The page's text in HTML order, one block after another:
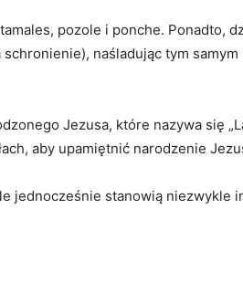
pozole i ponche. Ponadto,
naśladując tym
Jezusa, które nazywa się
aby upamiętnić narodzenie
jednocześnie stanowią niezwykle